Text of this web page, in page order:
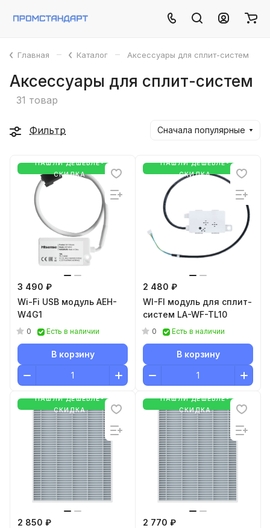
Главная – Каталог – Аксессуары для сплит-систем
Аксессуары для сплит-систем
31 товар
Фильтр Сначала популярные
НАШЛИ ДЕШЕВЛЕ-
СКИДКА
3 490 ₽
Wi-Fi USB модуль AEH-
W4G1
0 Есть в наличии
В корзину
НАШЛИ ДЕШЕВЛЕ-
СКИДКА
2 480 ₽
WI-FI модуль для сплит-
систем LA-WF-TL10
0 Есть в наличии
В корзину
НАШЛИ ДЕШЕВЛЕ-
СКИДКА
2 850 ₽
НАШЛИ ДЕШЕВЛЕ-
СКИДКА
2 770 ₽